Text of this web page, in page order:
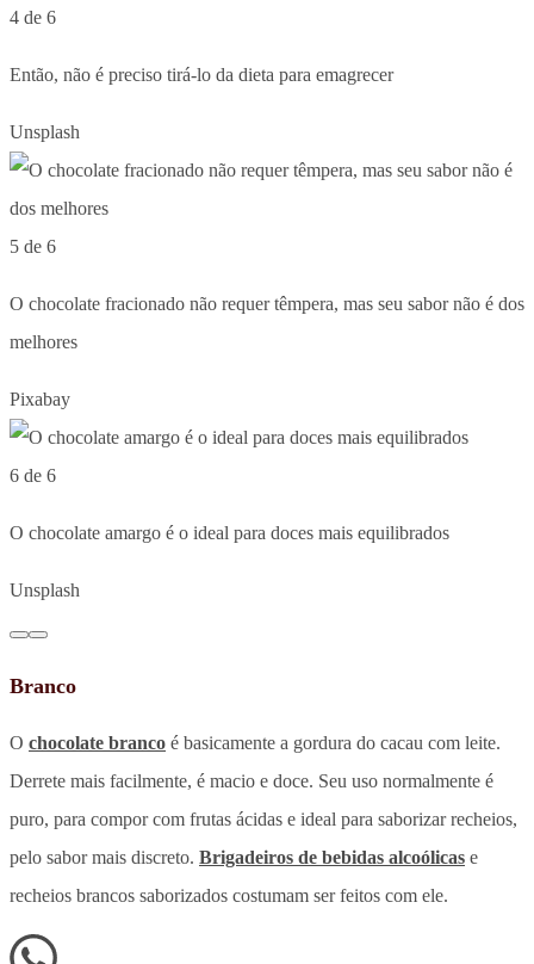
4 de 6
Então, não é preciso tirá-lo da dieta para emagrecer
Unsplash
5 de 6
O chocolate fracionado não requer têmpera, mas seu sabor não é dos
melhores
Pixabay
6 de 6
O chocolate amargo é o ideal para doces mais equilibrados
Unsplash
Branco
O chocolate branco é basicamente a gordura do cacau com leite.
Derrete mais facilmente, é macio e doce. Seu uso normalmente é
puro, para compor com frutas ácidas e ideal para saborizar recheios,
pelo sabor mais discreto. Brigadeiros de bebidas alcoólicas e
recheios brancos saborizados costumam ser feitos com ele.